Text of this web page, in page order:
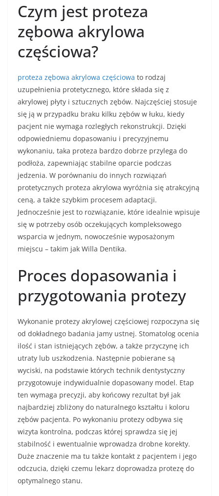
Czym jest proteza
zębowa akrylowa
częściowa?
proteza zębowa akrylowa częściowa to rodzaj
uzupełnienia protetycznego, które składa się z
akrylowej płyty i sztucznych zębów. Najczęściej stosuje
się ją w przypadku braku kilku zębów w łuku, kiedy
pacjent nie wymaga rozległych rekonstrukcji. Dzięki
odpowiedniemu dopasowaniu i precyzyjnemu
wykonaniu, taka proteza bardzo dobrze przylega do
podłoża, zapewniając stabilne oparcie podczas
jedzenia. W porównaniu do innych rozwiązań
protetycznych proteza akrylowa wyróżnia się atrakcyjną
ceną, a także szybkim procesem adaptacji.
Jednocześnie jest to rozwiązanie, które idealnie wpisuje
się w potrzeby osób oczekujących kompleksowego
wsparcia w jednym, nowocześnie wyposażonym
miejscu – takim jak Willa Dentika.
Proces dopasowania i
przygotowania protezy
Wykonanie protezy akrylowej częściowej rozpoczyna się
od dokładnego badania jamy ustnej. Stomatolog ocenia
ilość i stan istniejących zębów, a także przyczynę ich
utraty lub uszkodzenia. Następnie pobierane są
wyciski, na podstawie których technik dentystyczny
przygotowuje indywidualnie dopasowany model. Etap
ten wymaga precyzji, aby końcowy rezultat był jak
najbardziej zbliżony do naturalnego kształtu i koloru
zębów pacjenta. Po wykonaniu protezy odbywa się
wizyta kontrolna, podczas której sprawdza się jej
stabilność i ewentualnie wprowadza drobne korekty.
Duże znaczenie ma tu także kontakt z pacjentem i jego
odczucia, dzięki czemu lekarz doprowadza protezę do
optymalnego stanu.